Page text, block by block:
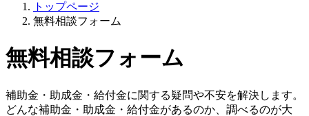
トップページ
無料相談フォーム
無料相談フォーム
補助金・助成金・給付金に関する疑問や不安を解決します。
どんな補助金・助成金・給付金があるのか、調べるのが大